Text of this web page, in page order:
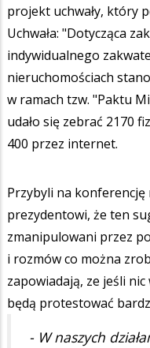
projekt uchwały, który
Uchwała: "Dotycząca
indywidualnego
nieruchomościach
w ramach tzw. "Paktu
udało się zebrać 2170
400 przez internet.
Przybyli na konferencję
prezydentowi, że ten
zmanipulowani przez
i rozmów co można
zapowiadają, ze jeśli
będą protestować
- W naszych